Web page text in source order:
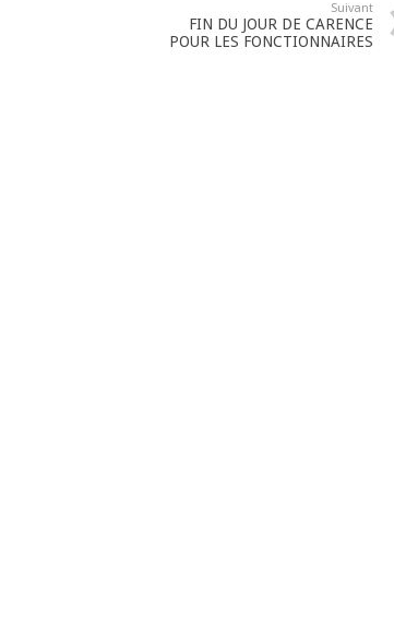
Suivant
FIN DU JOUR DE CARENCE
POUR LES FONCTIONNAIRES